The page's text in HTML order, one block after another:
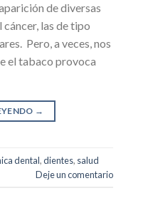
de diversas
las de tipo
Pero, a veces, nos
el tabaco provoca
→
dental,dientes, salud
Deje un comentario